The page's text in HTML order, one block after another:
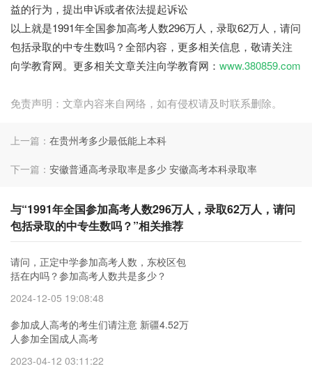
益的行为，提出申诉或者依法提起诉讼
以上就是1991年全国参加高考人数296万人，录取62万人，请问
包括录取的中专生数吗？全部内容，更多相关信息，敬请关注
向学教育网。更多相关文章关注向学教育网： www.380859.com
免责声明：文章内容来自网络，如有侵权请及时联系删除。
上一篇： 在贵州考多少最低能上本科
下一篇： 安徽普通高考录取率是多少 安徽高考本科录取率
与“1991年全国参加高考人数296万人，录取62万人，请问
包括录取的中专生数吗？”相关推荐
请问，正定中学参加高考人数，东校区包
括在内吗？参加高考人数共是多少？
2024-12-05 19:08:48
参加成人高考的考生们请注意 新疆4.52万
人参加全国成人高考
2023-04-12 03:11:22